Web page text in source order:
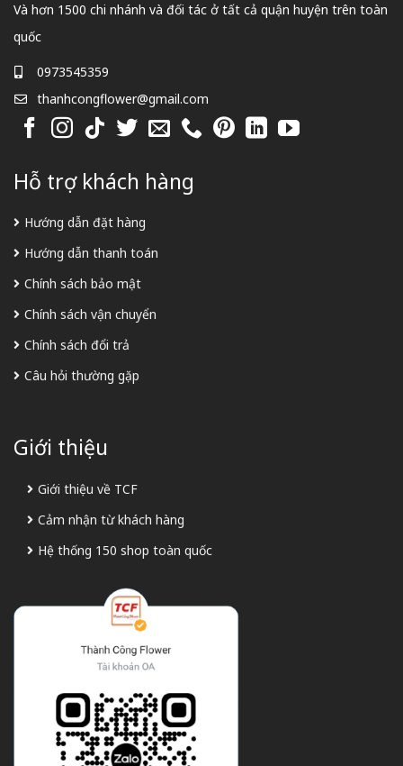
Và hơn 1500 chi nhánh và đối tác ở tất cả quận huyện trên toàn
quốc
0973545359
thanhcongflower@gmail.com
Hỗ trợ khách hàng
Hướng dẫn đặt hàng
Hướng dẫn thanh toán
Chính sách bảo mật
Chính sách vận chuyển
Chính sách đổi trả
Câu hỏi thường gặp
Giới thiệu
Giới thiệu về TCF
Cảm nhận từ khách hàng
Hệ thống 150 shop toàn quốc